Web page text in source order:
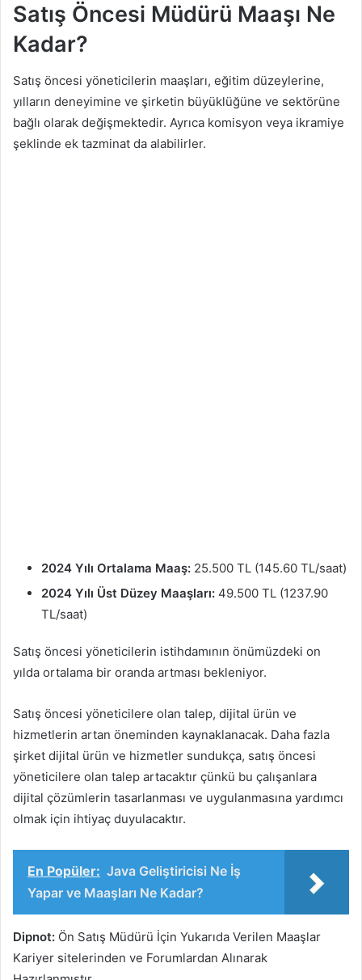
Satış Öncesi Müdürü Maaşı Ne
Kadar?
Satış öncesi yöneticilerin maaşları, eğitim düzeylerine,
yılların deneyimine ve şirketin büyüklüğüne ve sektörüne
bağlı olarak değişmektedir. Ayrıca komisyon veya ikramiye
şeklinde ek tazminat da alabilirler.
2024 Yılı Ortalama Maaş: 25.500 TL (145.60 TL/saat)
2024 Yılı Üst Düzey Maaşları: 49.500 TL (1237.90
TL/saat)
Satış öncesi yöneticilerin istihdamının önümüzdeki on
yılda ortalama bir oranda artması bekleniyor.
Satış öncesi yöneticilere olan talep, dijital ürün ve
hizmetlerin artan öneminden kaynaklanacak. Daha fazla
şirket dijital ürün ve hizmetler sundukça, satış öncesi
yöneticilere olan talep artacaktır çünkü bu çalışanlara
dijital çözümlerin tasarlanması ve uygulanmasına yardımcı
olmak için ihtiyaç duyulacaktır.
En Popüler: Java Geliştiricisi Ne İş
Yapar ve Maaşları Ne Kadar?
Dipnot: Ön Satış Müdürü İçin Yukarıda Verilen Maaşlar
Kariyer sitelerinden ve Forumlardan Alınarak